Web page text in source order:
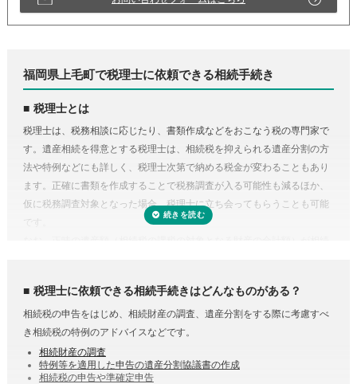
福岡県上毛町で税理士に依頼できる相続手続き
税理士とは
税理士は、税務相談に応じたり、書類作成などをおこなう税の専門家で
す。遺産相続を得意とする税理士は、相続税を抑えられる遺産分割の方
法や特例などにも詳しく、税理士次第で納める税金が変わることもあり
ます。正確に書類を作成することで税務調査が入る可能性も減るほか、
仮に税務調査対象となった場合、税理士に立ち会ってもらうことも可能
です。
税理士に依頼できる相続手続きはどんなものがある？
相続税の申告をはじめ、相続財産の調査、遺産分割をする際に考慮すべ
き相続税の特例のアドバイスなどです。
相続財産の調査
特例等を適用した申告の遺産分割協議書の作成
相続税の申告や準確定申告